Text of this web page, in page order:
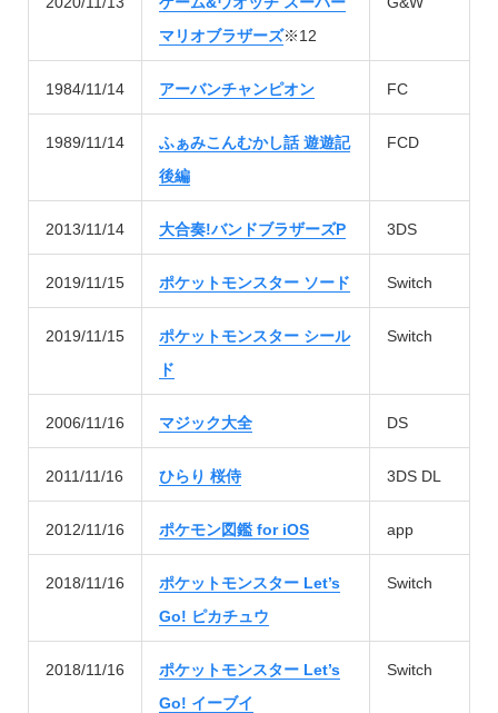
マリオブラザーズ※12
1984/11/14 アーバンチャンピオン FC
1989/11/14
ふぁみこんむかし話 遊遊記
後編
FCD
2013/11/14 大合奏!バンドブラザーズP 3DS
2019/11/15 ポケットモンスター ソード Switch
2019/11/15
ポケットモンスター シール
ド
Switch
2006/11/16 マジック大全 DS
2011/11/16 ひらり 桜侍 3DS DL
2012/11/16 ポケモン図鑑 for iOS app
2018/11/16
ポケットモンスター Let’s
Go! ピカチュウ
Switch
2018/11/16
ポケットモンスター Let’s
Go! イーブイ
Switch